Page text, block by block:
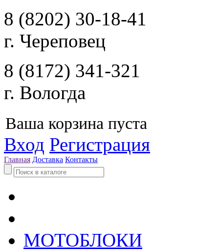
8 (8202) 30-18-41
г. Череповец
8 (8172) 341-321
г. Вологда
Ваша корзина пуста
Вход Регистрация
Главная Доставка Контакты
МОТОБЛОКИ